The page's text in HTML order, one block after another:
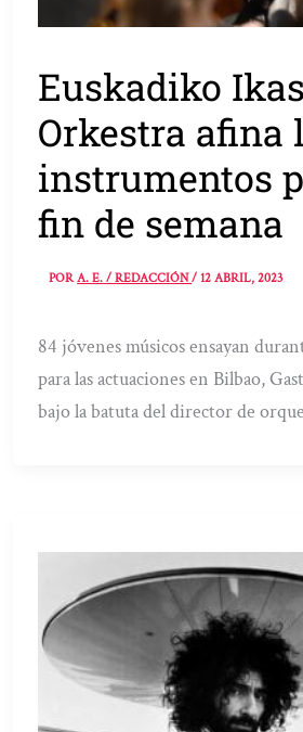
Euskadiko
Orkestra afina
instrumentos
fin de semana
PORA. E. / REDACCIÓN/12 ABRIL, 2023
84 jóvenes músicos ensayan
para las actuaciones en Bilbao,
bajo la batuta del director de